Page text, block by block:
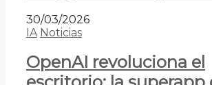
30/03/2026
IA Noticias
OpenAI revoluciona el